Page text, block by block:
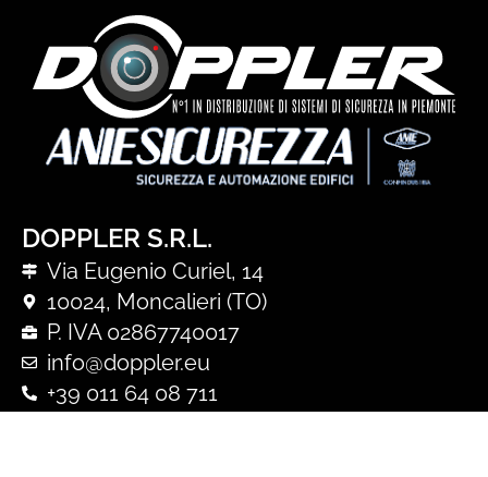
DOPPLER S.R.L.
Via Eugenio Curiel, 14
10024, Moncalieri (TO)
P. IVA 02867740017
info@doppler.eu
+39 011 64 08 711